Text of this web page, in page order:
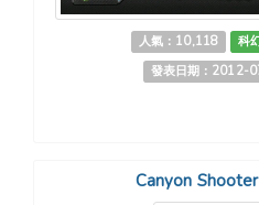
人氣：10,118 科
發表日期：2012-
Canyon